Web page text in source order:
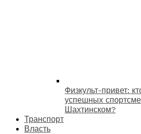
Физкульт-привет:
успешных
Шахтинском?
Транспорт
Власть